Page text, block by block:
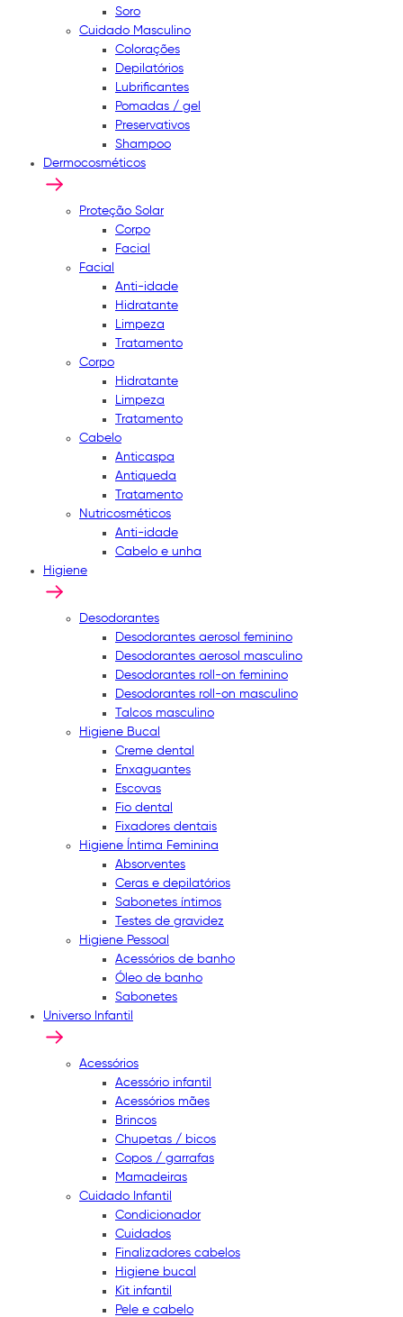
Soro
Cuidado Masculino
Colorações
Depilatórios
Lubrificantes
Pomadas / gel
Preservativos
Shampoo
Dermocosméticos
Proteção Solar
Corpo
Facial
Facial
Anti-idade
Hidratante
Limpeza
Tratamento
Corpo
Hidratante
Limpeza
Tratamento
Cabelo
Anticaspa
Antiqueda
Tratamento
Nutricosméticos
Anti-idade
Cabelo e unha
Higiene
Desodorantes
Desodorantes aerosol feminino
Desodorantes aerosol masculino
Desodorantes roll-on feminino
Desodorantes roll-on masculino
Talcos masculino
Higiene Bucal
Creme dental
Enxaguantes
Escovas
Fio dental
Fixadores dentais
Higiene Íntima Feminina
Absorventes
Ceras e depilatórios
Sabonetes íntimos
Testes de gravidez
Higiene Pessoal
Acessórios de banho
Óleo de banho
Sabonetes
Universo Infantil
Acessórios
Acessório infantil
Acessórios mães
Brincos
Chupetas / bicos
Copos / garrafas
Mamadeiras
Cuidado Infantil
Condicionador
Cuidados
Finalizadores cabelos
Higiene bucal
Kit infantil
Pele e cabelo